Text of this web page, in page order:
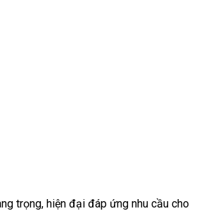
trọng, hiện đại đáp ứng nhu cầu cho